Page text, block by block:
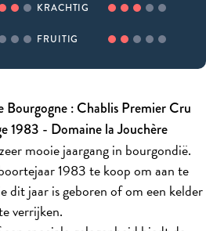
KRACHTIG
FRUITIG
Bourgogne : Chablis Premier Cru
1983 - Domaine la Jouchère
mooie jaargang in bourgondië.
1983 te koop om aan te
dit jaar is geboren of om een kelder
verrijken.